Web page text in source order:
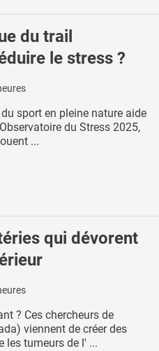
du trail
le stress ?
sport en pleine nature aide
du Stress 2025,
...
qui dévorent
? Ces chercheurs de
viennent de créer des
les tumeurs de l' ...